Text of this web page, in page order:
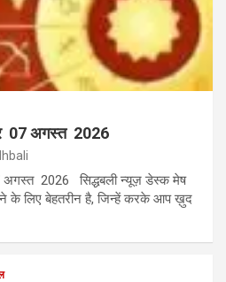
07 अगस्त 2026
2026 सिद्धबली न्यूज़ डेस्क मेष
के लिए बेहतरीन है, जिन्हें करके आप ख़ुद